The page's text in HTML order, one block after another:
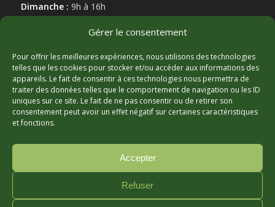
Gérer le consentement
Pour offrir les meilleures expériences, nous utilisons des technologies
telles que les cookies pour stocker et/ou accéder aux informations des
appareils. Le fait de consentir à ces technologies nous permettra de
traiter des données telles que le comportement de navigation ou les ID
uniques sur ce site. Le fait de ne pas consentir ou de retirer son
consentement peut avoir un effet négatif sur certaines caractéristiques
et fonctions.
Accepter
Refuser
Dimanche : 9h à 16h
MARCHAND AFFILIÉ
© Copyright - Hortibeauce, 2025 - Conception :Zonart